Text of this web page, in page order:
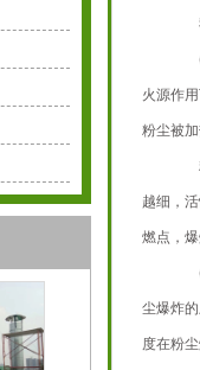
我
(1)
火源作
粉尘被
粉
越细，
燃点，
(2)
尘爆炸
度在粉